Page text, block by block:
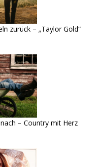
zurück – „Taylor Gold“
– Country mit Herz